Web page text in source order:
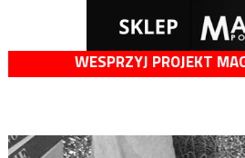
WESPRZYJ PROJEKT